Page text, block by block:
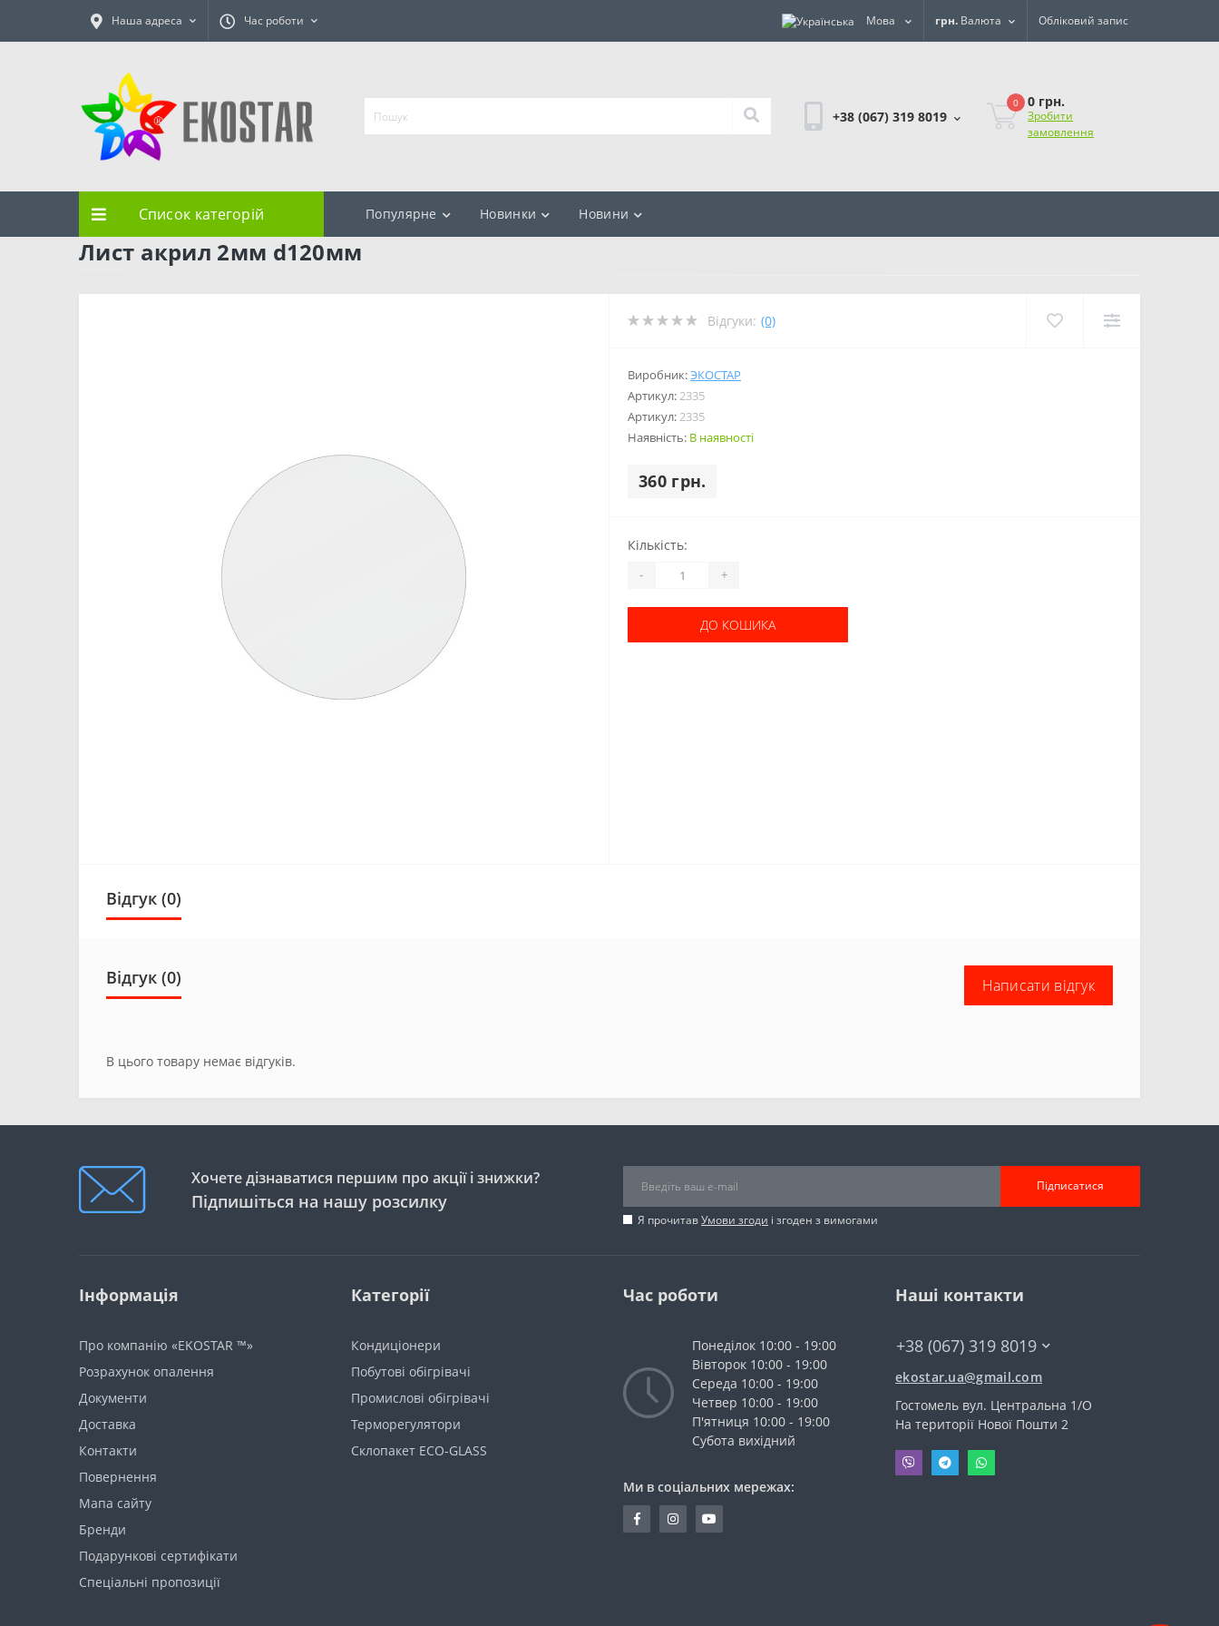
Наша адреса Час роботи Мова грн. Валюта Обліковий запис
+38 (067) 319 8019
0 0 грн.
Зробити
замовлення
Список категорій Популярне Новинки Новини
Лист акрил 2мм d120мм
Відгуки: (0)
Виробник:ЭКОСТАР
Артикул:2335
Артикул:2335
Наявність: В наявності
360 грн.
Кількість:
- +
ДО КОШИКА
Відгук (0)
Відгук (0) Написати відгук
В цього товару немає відгуків.
Хочете дізнаватися першим про акції і знижки?
Підпишіться на нашу розсилку
Підписатися
Я прочитавУмови згоди і згоден з вимогами
Інформація
Про компанію «EKOSTAR ™»
Розрахунок опалення
Документи
Доставка
Контакти
Повернення
Мапа сайту
Бренди
Подарункові сертифікати
Спеціальні пропозиції
Категорії
Кондиціонери
Побутові обігрівачі
Промислові обігрівачі
Терморегулятори
Склопакет ECO-GLASS
Час роботи
Понеділок 10:00 - 19:00
Вівторок 10:00 - 19:00
Середа 10:00 - 19:00
Четвер 10:00 - 19:00
П'ятниця 10:00 - 19:00
Cубота вихідний
Ми в соціальних мережах:
Наші контакти
+38 (067) 319 8019
ekostar.ua@gmail.com
Гостомель вул. Центральна 1/О
На території Нової Пошти 2